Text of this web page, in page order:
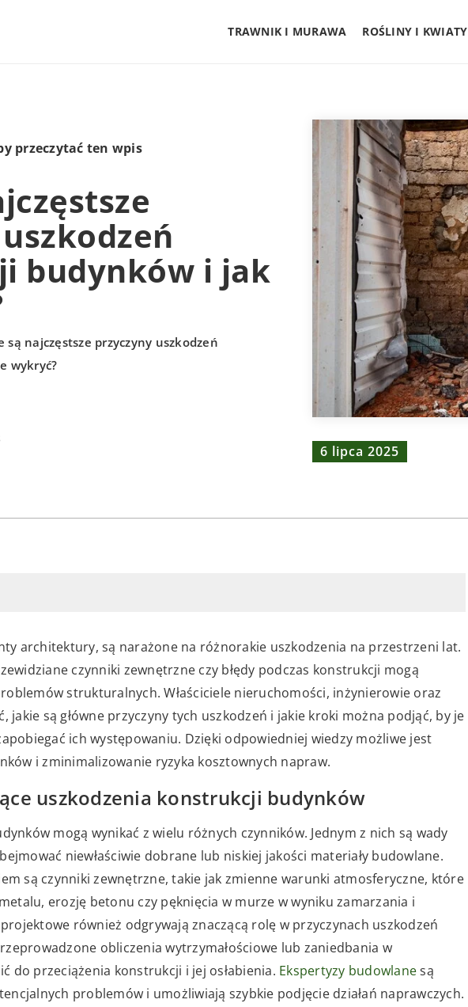
TRAWNIK I MURAWA ROŚLINY I KWIATY
przeczytać ten wpis
budynków i jak
są najczęstsze przyczyny uszkodzeń
wykryć?
6 lipca 2025
architektury, są narażone na różnorakie uszkodzenia na przestrzeni lat.
czynniki zewnętrzne czy błędy podczas konstrukcji mogą
strukturalnych. Właściciele nieruchomości, inżynierowie oraz
jakie są główne przyczyny tych uszkodzeń i jakie kroki można podjąć, by je
ich występowaniu. Dzięki odpowiedniej wiedzy możliwe jest
i zminimalizowanie ryzyka kosztownych napraw.
uszkodzenia konstrukcji budynków
mogą wynikać z wielu różnych czynników. Jednym z nich są wady
niewłaściwie dobrane lub niskiej jakości materiały budowlane.
są czynniki zewnętrzne, takie jak zmienne warunki atmosferyczne, które
erozję betonu czy pęknięcia w murze w wyniku zamarzania i
również odgrywają znaczącą rolę w przyczynach uszkodzeń
obliczenia wytrzymałościowe lub zaniedbania w
do przeciążenia konstrukcji i jej osłabienia. Ekspertyzy budowlanesą
problemów i umożliwiają szybkie podjęcie działań naprawczych.